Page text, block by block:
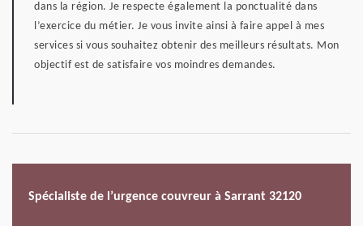
dans la région. Je respecte également la ponctualité dans
l’exercice du métier. Je vous invite ainsi à faire appel à mes
services si vous souhaitez obtenir des meilleurs résultats. Mon
objectif est de satisfaire vos moindres demandes.
Spécialiste de l’urgence couvreur à Sarrant 32120